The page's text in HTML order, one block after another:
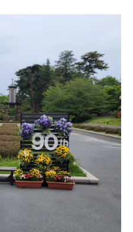
用と見積もりの見方
のサービス比較ポイン
払い時の注意事項
計画の立て方とは
場合のメリット解説
建立の秘訣
成功させる事前準備術
るべき信頼性の判断軸
の違いを理解すること